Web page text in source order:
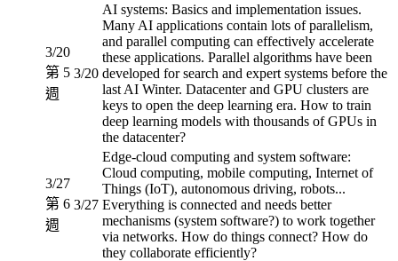
3/20
第 5
週
3/20
AI systems: Basics and implementation issues.
Many AI applications contain lots of parallelism,
and parallel computing can effectively accelerate
these applications. Parallel algorithms have been
developed for search and expert systems before the
last AI Winter. Datacenter and GPU clusters are
keys to open the deep learning era. How to train
deep learning models with thousands of GPUs in
the datacenter?
3/27
第 6
週
3/27
Edge-cloud computing and system software:
Cloud computing, mobile computing, Internet of
Things (IoT), autonomous driving, robots...
Everything is connected and needs better
mechanisms (system software?) to work together
via networks. How do things connect? How do
they collaborate efficiently?